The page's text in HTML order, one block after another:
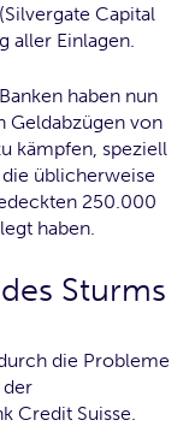
Capital
aller Einlagen.
haben nun
Geldabzügen von
kämpfen, speziell
üblicherweise
250.000
haben.
Sturms
die Probleme
Credit Suisse.